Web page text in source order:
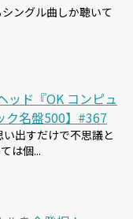
ングル曲しか聴いて
ッド『OK コンピュ
ク名盤500】#367
出すだけで不思議と
は個...